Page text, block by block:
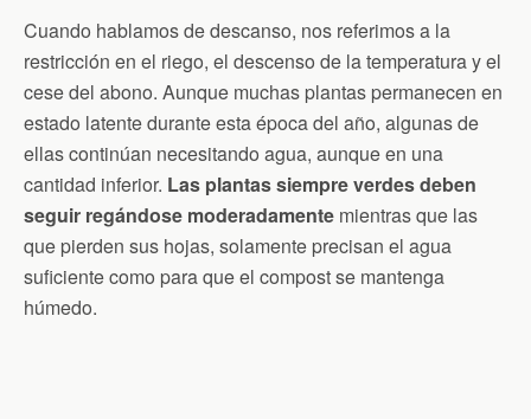
Cuando hablamos de descanso, nos referimos a la
restricción en el riego, el descenso de la temperatura y el
cese del abono. Aunque muchas plantas permanecen en
estado latente durante esta época del año, algunas de
ellas continúan necesitando agua, aunque en una
cantidad inferior. Las plantas siempre verdes deben
seguir regándose moderadamente mientras que las
que pierden sus hojas, solamente precisan el agua
suficiente como para que el compost se mantenga
húmedo.